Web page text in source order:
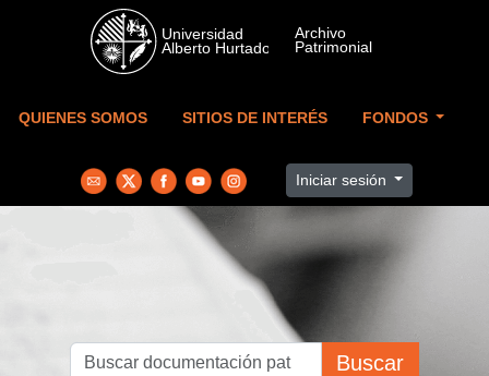
Skip to main content
QUIENES SOMOS SITIOS DE INTERÉS FONDOS
Iniciar sesión
Buscar